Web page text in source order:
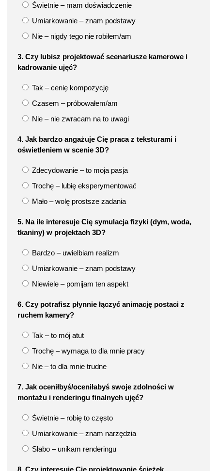
Świetnie – mam doświadczenie
Umiarkowanie – znam podstawy
Nie – nigdy tego nie robiłem/am
3. Czy lubisz projektować scenariusze kamerowe i
kadrowanie ujęć?
Tak – cenię kompozycję
Czasem – próbowałem/am
Nie – nie zwracam na to uwagi
4. Jak bardzo angażuje Cię praca z teksturami i
oświetleniem w scenie 3D?
Zdecydowanie – to moja pasja
Trochę – lubię eksperymentować
Mało – wolę prostsze zadania
5. Na ile interesuje Cię symulacja fizyki (dym, woda,
tkaniny) w projektach 3D?
Bardzo – uwielbiam realizm
Umiarkowanie – znam podstawy
Niewiele – pomijam ten aspekt
6. Czy potrafisz płynnie łączyć animację postaci z
ruchem kamery?
Tak – to mój atut
Trochę – wymaga to dla mnie pracy
Nie – to dla mnie trudne
7. Jak oceniłbyś/oceniłabyś swoje zdolności w
montażu i renderingu finalnych ujęć?
Świetnie – robię to często
Umiarkowanie – znam narzędzia
Słabo – unikam renderingu
8. Czy interesuje Cię projektowanie ścieżek